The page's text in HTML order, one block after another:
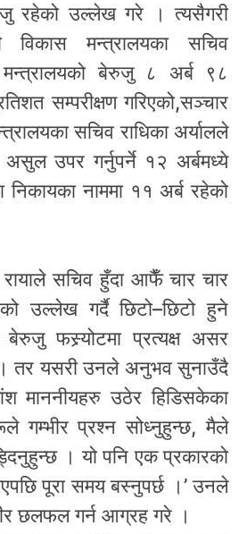
रहेको उल्लेख गरे । त्यसैगरी
मन्त्रालयका सचिव
बेरुजु ८ अर्ब ९८
सम्परीक्षण गरिएको,सञ्चार
सचिव राधिका अर्यालले
उपर गर्नुपर्ने १२ अर्बमध्ये
नाममा ११ अर्ब रहेको
रायाले सचिव हुँदा आफैँ चार चार
उल्लेख गर्दै छिटो–छिटो हुने
फस्र्योटमा प्रत्यक्ष असर
तर यसरी उनले अनुभव सुनाउँदै
माननीयहरु उठेर हिडिसकेका
गम्भीर प्रश्न सोध्नुहुन्छ, मैले
। यो पनि एक प्रकारको
पूरा समय बस्नुपर्छ ।’ उनले
छलफल गर्न आग्रह गरे ।